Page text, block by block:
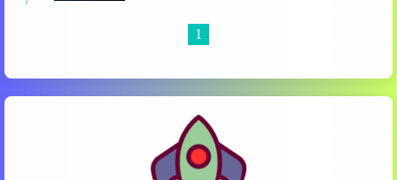
1